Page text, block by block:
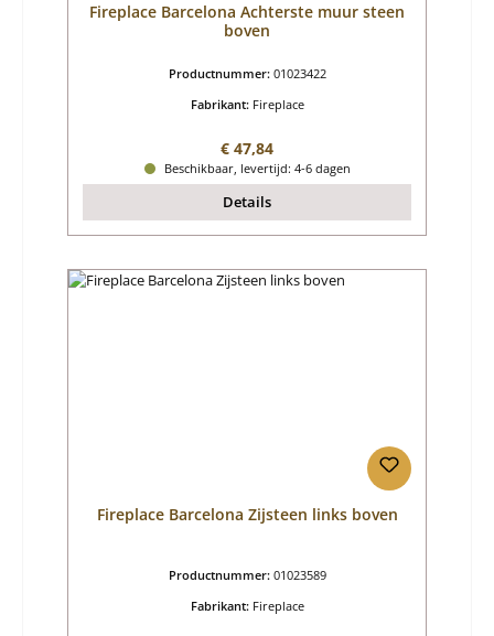
Fireplace Barcelona Achterste muur steen
boven
Productnummer: 01023422
Fabrikant: Fireplace
Normale prijs:
€ 47,84
Beschikbaar, levertijd: 4-6 dagen
Details
Fireplace Barcelona Zijsteen links boven
Productnummer: 01023589
Fabrikant: Fireplace